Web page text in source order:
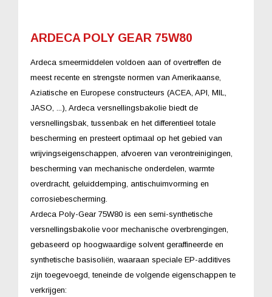
ARDECA POLY GEAR 75W80
Ardeca smeermiddelen voldoen aan of overtreffen de
meest recente en strengste normen van Amerikaanse,
Aziatische en Europese constructeurs (ACEA, API, MIL,
JASO, ...), Ardeca versnellingsbakolie biedt de
versnellingsbak, tussenbak en het differentieel totale
bescherming en presteert optimaal op het gebied van
wrijvingseigenschappen, afvoeren van verontreinigingen,
bescherming van mechanische onderdelen, warmte
overdracht, geluiddemping, antischuimvorming en
corrosiebescherming.
Ardeca Poly-Gear 75W80 is een semi-synthetische
versnellingsbakolie voor mechanische overbrengingen,
gebaseerd op hoogwaardige solvent geraffineerde en
synthetische basisoliën, waaraan speciale EP-additives
zijn toegevoegd, teneinde de volgende eigenschappen te
verkrijgen: